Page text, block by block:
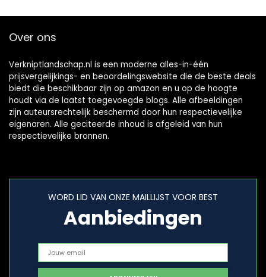
Over ons
Verkniptlandschap.nl is een moderne alles-in-één
prijsvergelijkings- en beoordelingswebsite die de beste deals
biedt die beschikbaar zijn op amazon en u op de hoogte
houdt via de laatst toegevoegde blogs. Alle afbeeldingen
zijn auteursrechtelijk beschermd door hun respectievelijke
eigenaren. Alle geciteerde inhoud is afgeleid van hun
respectievelijke bronnen.
WORD LID VAN ONZE MAILLIJST VOOR BEST
Aanbiedingen